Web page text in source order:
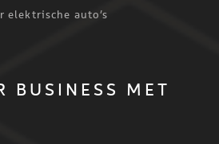
elektrische auto’s
BUSINESS MET